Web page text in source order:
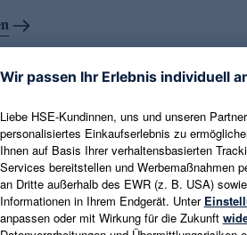
Gutschein erhalten
abonnieren und aktuelle Trends,
Mail erhalten. Als Dankeschön
Eine Abmeldung ist jederzeit in